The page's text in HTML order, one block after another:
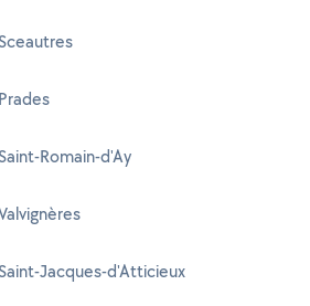
Romain-d'Ay
Jacques-d'Atticieux